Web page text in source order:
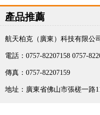
產品推薦
航天柏克（廣東）科技有限公司
電話：0757-82207158 0757-
傳真：0757-82207159
地址：廣東省佛山市張槎一路